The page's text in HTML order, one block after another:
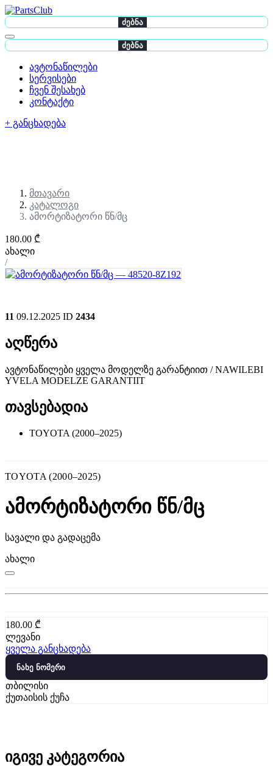
ძებნა
ძებნა
ავტონაწილები
სერვისები
ჩვენ შესახებ
კონტაქტი
+ განცხადება
მთავარი
კატალოგი
ამორტიზატორი წნ/მც
180.00 ₾
ახალი
/
11 09.12.2025 ID 2434
აღწერა
ავტონაწილები ყველა მოდელზე გარანტიით / NAWILEBI
YVELA MODELZE GARANTIIT
თავსებადია
TOYOTA (2000–2025)
TOYOTA (2000–2025)
ამორტიზატორი წნ/მც
სავალი და გადაცემა
ახალი
180.00 ₾
ლევანი
ყველა განცხადება
ნახე ნომერი
თბილისი
ქუთაისის ქუჩა
იგივე კატეგორია